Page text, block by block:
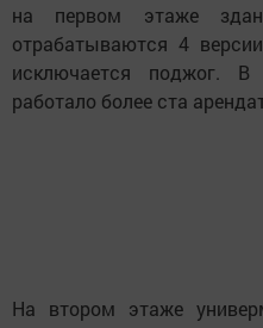
на первом этаже
отрабатываются 4
исключается поджог. В
работало более ста
На втором этаже